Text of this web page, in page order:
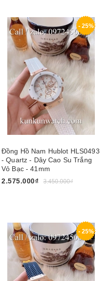
- 25%
Đồng Hồ Nam Hublot HLS0493
- Quartz - Dây Cao Su Trắng
Vỏ Bạc - 41mm
2.575.000₫
3.450.000₫
- 25%